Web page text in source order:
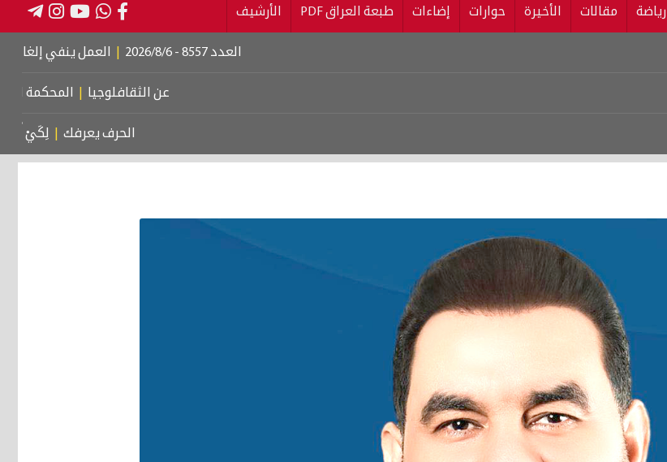
رياضة مقالات الأخيرة حوارات إضاءات طبعة العراق PDF الأرشيف
| العمل ينفي إلغاء الإعانة عن
عن الثقافلوجيا | المحكمة الجنائية
الحرف يعرفك | لِكَيْ أُبَالِغَ فِي